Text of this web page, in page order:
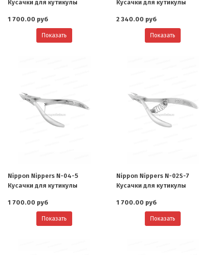
Кусачки для кутикулы
1 700.00 руб
Показать
Кусачки для кутикулы
2 340.00 руб
Показать
Nippon Nippers N-04-5
Кусачки для кутикулы
1 700.00 руб
Показать
Nippon Nippers N-02S-7
Кусачки для кутикулы
1 700.00 руб
Показать